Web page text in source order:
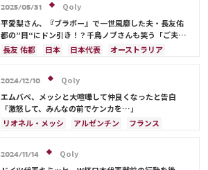
エクアドル
オーストラリア
2025/05/31
Qoly
平愛梨さん、『ブラボー』で一世風靡した夫・長友佑
都の”目“にドン引き！？千鳥ノブさんも笑う「ご夫人
から見ても…」
長友 佑都 日本 日本代表
オーストラリア
2024/12/10
Qoly
エムバペ、メッシと大喧嘩して仲良くなったと告白
「激怒して、みんなの前でケンカを…」
リオネル・メッシ
アルゼンチン フランス
2024/11/14
Qoly